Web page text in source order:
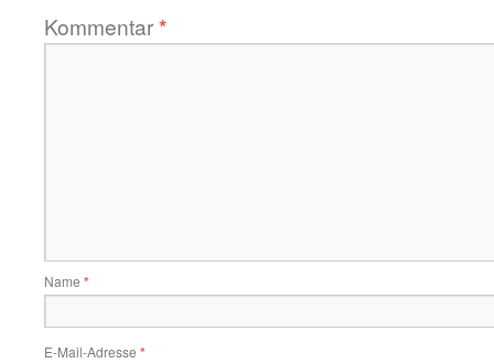
Kommentar*
Name *
E-Mail-Adresse *